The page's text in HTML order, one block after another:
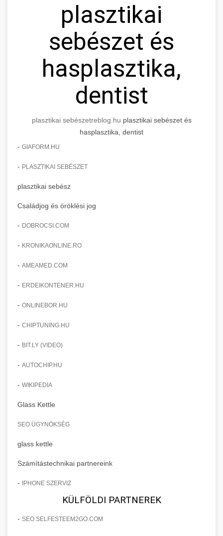
plasztikai
sebészet és
hasplasztika,
dentist
plasztikai sebészetreblog.hu plasztikai sebészet és
hasplasztika, dentist
- GIAFORM.HU
- PLASZTIKAI SEBÉSZET
plasztikai sebész
Családjog és öröklési jog
- DOBROCSI.COM
- KRONIKAONLINE.RO
- AMEAMED.COM
- ERDEIKONTENER.HU
- ONLINEBOR.HU
- CHIPTUNING.HU
- BIT.LY (VIDEO)
- AUTOCHIP.HU
- WIKIPEDIA
Glass Kettle
SEO ÜGYNÖKSÉG
glass kettle
Számítástechnikai partnereink
- IPHONE SZERVIZ
KÜLFÖLDI PARTNEREK
- SEO SELFESTEEM2GO.COM